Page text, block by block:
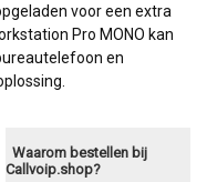
voor een extra
Pro MONO kan
en
Waarom bestellen bij
Callvoip.shop?